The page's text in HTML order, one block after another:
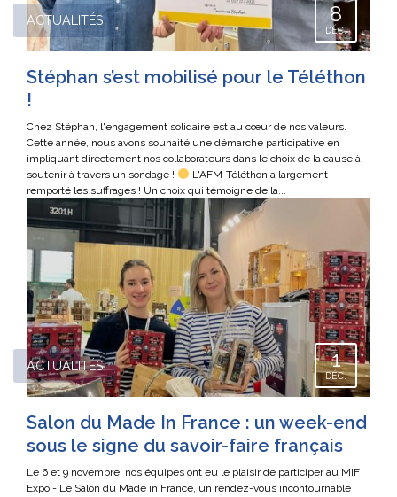
ACTUALITÉS 8
DÉC.
Stéphan s’est mobilisé pour le Téléthon
!
Chez Stéphan, l'engagement solidaire est au cœur de nos valeurs.
Cette année, nous avons souhaité une démarche participative en
impliquant directement nos collaborateurs dans le choix de la cause à
soutenir à travers un sondage !
L'AFM-Téléthon a largement
remporté les suffrages ! Un choix qui témoigne de la...
ACTUALITÉS 1
DÉC.
Salon du Made In France : un week-end
sous le signe du savoir-faire français
Le 6 et 9 novembre, nos équipes ont eu le plaisir de participer au MIF
Expo - Le Salon du Made in France, un rendez-vous incontournable